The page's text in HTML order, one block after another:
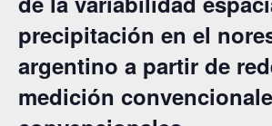
precipitación en el
argentino a partir de
medición